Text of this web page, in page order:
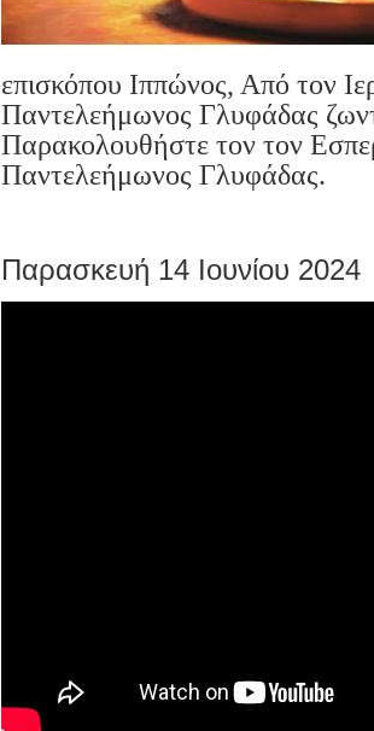
επισκόπου Ιππώνος, Από τον
Παντελεήμωνος Γλυφάδας
Παρακολουθήστε τον τον
Παντελεήμωνος Γλυφάδας.
Παρασκευή 14 Ιουνίου 2024